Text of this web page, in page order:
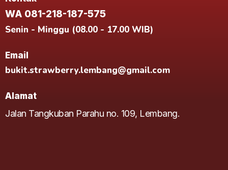
WA 081-218-187-575
Senin - Minggu (08.00 - 17.00 WIB)
Email
bukit.strawberry.lembang@gmail.com
Alamat
Jalan Tangkuban Parahu no. 109, Lembang.